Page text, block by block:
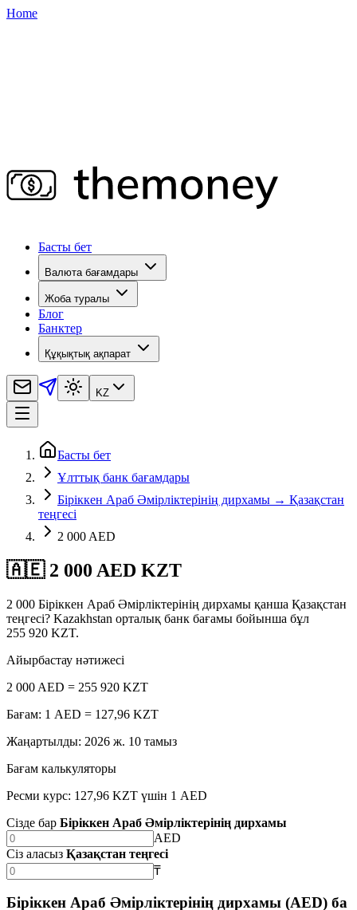
Home
Басты бет
Валюта бағамдары
Жоба туралы
Блог
Банктер
Құқықтық ақпарат
KZ
Басты бет
Ұлттық банк бағамдары
Біріккен Араб Әмірліктерінің дирхамы → Қазақстан
теңгесі
2 000 AED
🇦🇪 2 000 AED KZT
2 000 Біріккен Араб Әмірліктерінің дирхамы қанша Қазақстан
теңгесі? Kazakhstan орталық банк бағамы бойынша бұл
255 920 KZT.
Айырбастау нәтижесі
2 000 AED = 255 920 KZT
Бағам: 1 AED = 127,96 KZT
Жаңартылды: 2026 ж. 10 тамыз
Бағам калькуляторы
Ресми курс: 127,96 KZT үшін 1 AED
Сізде бар Біріккен Араб Әмірліктерінің дирхамы
AED
Сіз аласыз Қазақстан теңгесі
₸
Біріккен Араб Әмірліктерінің дирхамы (AED) ба